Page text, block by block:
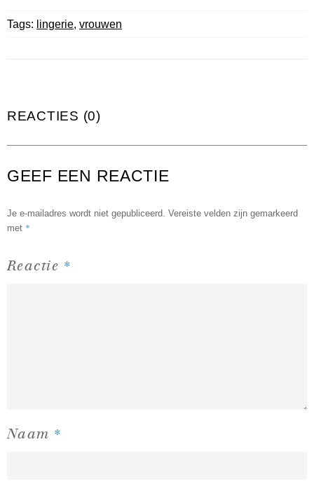
Tags: lingerie, vrouwen
REACTIES (0)
GEEF EEN REACTIE
Je e-mailadres wordt niet gepubliceerd. Vereiste velden zijn gemarkeerd
met *
Reactie *
Naam *